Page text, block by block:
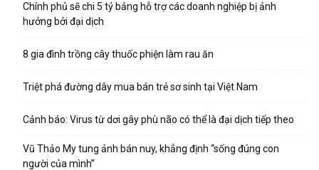
Chính phủ sẽ chi 5 tỷ bảng hỗ trợ các doanh nghiệp bị ảnh
hưởng bởi đại dịch
8 gia đình trồng cây thuốc phiện làm rau ăn
Triệt phá đường dây mua bán trẻ sơ sinh tại Việt Nam
Cảnh báo: Virus từ dơi gây phù não có thể là đại dịch tiếp theo
Vũ Thảo My tung ảnh bán nuy, khẳng định “sống đúng con
người của mình”